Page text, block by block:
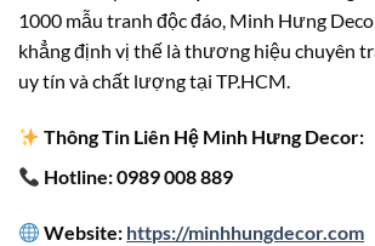
1000 mẫu tranh độc đáo, Minh Hưng
khẳng định vị thế là thương hiệu chuyên
uy tín và chất lượng tại TP.HCM.
Thông Tin Liên Hệ Minh Hưng Decor:
Hotline: 0989 008 889
Website: https://minhhungdecor.com